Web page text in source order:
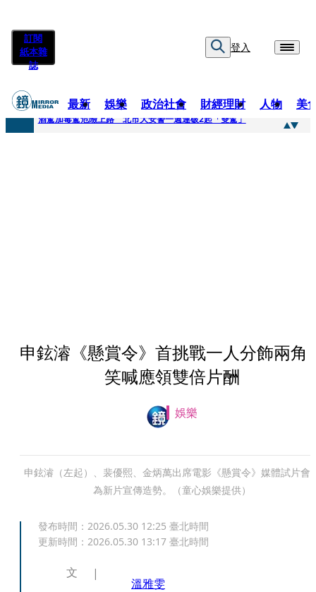
訂閱
紙本雜
誌
登入
最新 娛樂 政治社會 財經理財 人物 美
快訊
酒駕加毒駕危險上路 北市大安警一週連破2起「雙駕」
申鉉濬《懸賞令》首挑戰一人分飾兩
笑喊應領雙倍片酬
娛樂
申鉉濬（左起）、裴優熙、金炳萬出席電影《懸賞令》媒體試片會
為新片宣傳造勢。（童心娛樂提供）
發布時間： 2026.05.30 12:25 臺北時間
更新時間： 2026.05.30 13:17 臺北時間
文
溫雅雯